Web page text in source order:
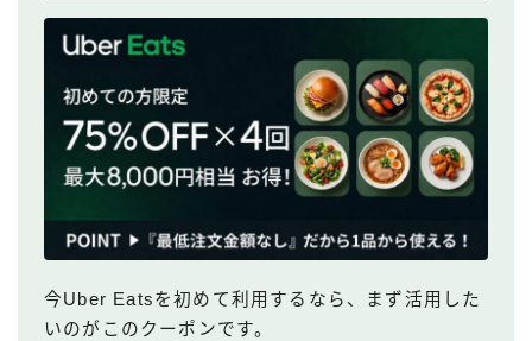
今Uber Eatsを初めて利用するなら、まず活用した
いのがこのクーポンです。